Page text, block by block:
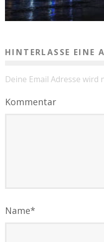
HINTERLASSE EINE
Deine Email Adresse
Kommentar
Name*